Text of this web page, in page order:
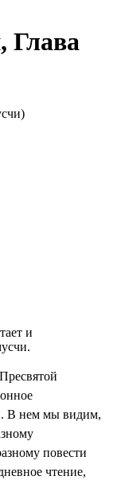
Глава
и
В нем мы видим,
повести
чтение,